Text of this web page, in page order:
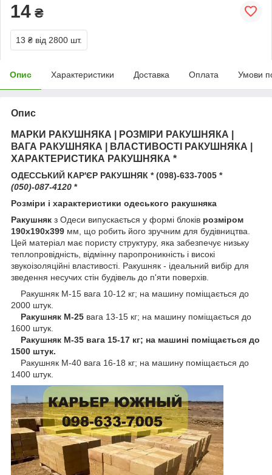
14 ₴
13 ₴ від 2800 шт.
Опис Характеристики Доставка Оплата Умови
Опис
МАРКИ РАКУШНЯКА | РОЗМІРИ РАКУШНЯКА |
ВАГА РАКУШНЯКА | ВЛАСТИВОСТІ РАКУШНЯКА |
ХАРАКТЕРИСТИКА РАКУШНЯКА *
ОДЕССЬКИЙ КАР'ЄР РАКУШНЯК * (098)-633-7005 *
(050)-087-4120 *
Розміри і характеристики одеського ракушняка
Ракушняк з Одеси випускається у формі блоків розміром
190х190х399 мм, що робить його зручним для будівництва.
Цей матеріал має пористу структуру, яка забезпечує низьку
теплопровідність, відмінну паропроникність і високі
звукоізоляційні властивості. Ракушняк - ідеальний вибір для
зведення несучих стін будівель до п'яти поверхів.
Ракушняк М-15 вага 10-12 кг; на машину поміщається до
2000 штук.
Ракушняк М-25 вага 13-15 кг; на машину поміщається до
1600 штук.
Ракушняк М-35 вага 15-17 кг; на машині поміщається до
1500 штук.
Ракушняк М-40 вага 16-18 кг; на машину поміщається до
1400 штук.